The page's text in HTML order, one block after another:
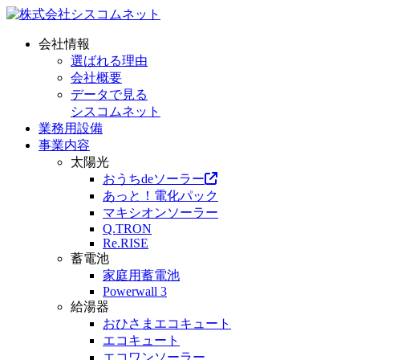
会社情報
選ばれる理由
会社概要
データで見る
シスコムネット
業務用設備
事業内容
太陽光
おうちdeソーラー
あっと！電化パック
マキシオンソーラー
Q.TRON
Re.RISE
蓄電池
家庭用蓄電池
Powerwall 3
給湯器
おひさまエコキュート
エコキュート
エコワンソーラー